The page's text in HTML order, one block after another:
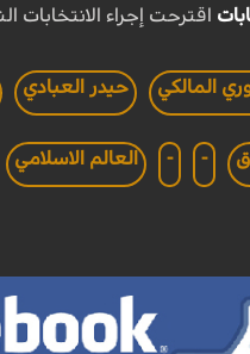
اقترحت إجراء الانتخابات النيابية في الـ12
المالكي حيدر العبادي
-
- العالم الاسلامي